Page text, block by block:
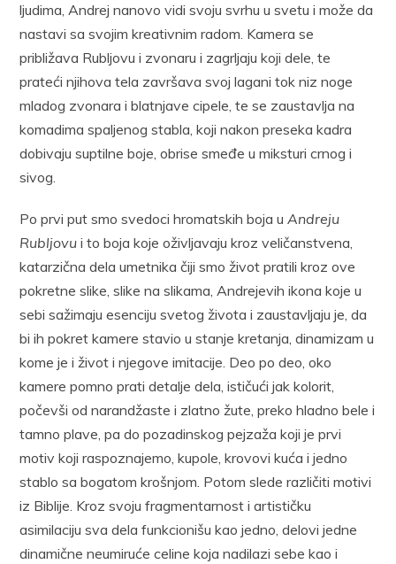
ljudima, Andrej nanovo vidi svoju svrhu u svetu i može da
nastavi sa svojim kreativnim radom. Kamera se
približava Rubljovu i zvonaru i zagrljaju koji dele, te
prateći njihova tela završava svoj lagani tok niz noge
mladog zvonara i blatnjave cipele, te se zaustavlja na
komadima spaljenog stabla, koji nakon preseka kadra
dobivaju suptilne boje, obrise smeđe u miksturi crnog i
sivog.
Po prvi put smo svedoci hromatskih boja uAndreju
Rubljovu i to boja koje oživljavaju kroz veličanstvena,
katarzična dela umetnika čiji smo život pratili kroz ove
pokretne slike, slike na slikama, Andrejevih ikona koje u
sebi sažimaju esenciju svetog života i zaustavljaju je, da
bi ih pokret kamere stavio u stanje kretanja, dinamizam u
kome je i život i njegove imitacije. Deo po deo, oko
kamere pomno prati detalje dela, ističući jak kolorit,
počevši od narandžaste i zlatno žute, preko hladno bele i
tamno plave, pa do pozadinskog pejzaža koji je prvi
motiv koji raspoznajemo, kupole, krovovi kuća i jedno
stablo sa bogatom krošnjom. Potom slede različiti motivi
iz Biblije. Kroz svoju fragmentarnost i artističku
asimilaciju sva dela funkcionišu kao jedno, delovi jedne
dinamične neumiruće celine koja nadilazi sebe kao i